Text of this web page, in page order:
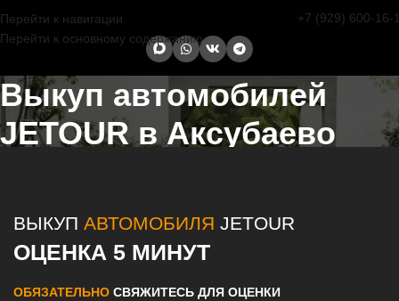
Перейти к навигации
Перейти к основному содержанию
+7 (929) 600-16-
Выкуп автомобилей
JETOUR в Аксубаево
ВЫКУП АВТОМОБИЛЯ JETOUR
ОЦЕНКА 5 МИНУТ
ОБЯЗАТЕЛЬНО СВЯЖИТЕСЬ ДЛЯ ОЦЕНКИ